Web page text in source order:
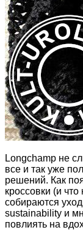
Longchamp не
все и так уже
решений. Как
кроссовки (и
собираются
sustainability и
повлиять на